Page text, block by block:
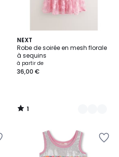
NEXT
Robe de soirée en mesh florale
à sequins
à partir de
36,00 €
1
/
5
3
Couleurs
1
/